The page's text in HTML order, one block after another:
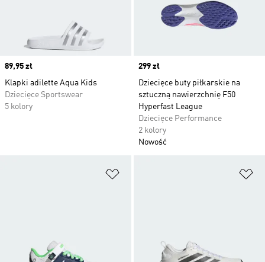
Price
89,95 zł
Klapki adilette Aqua Kids
Dziecięce Sportswear
5 kolory
Price
299 zł
Dziecięce buty piłkarskie na
sztuczną nawierzchnię F50
Hyperfast League
Dziecięce Performance
2 kolory
Nowość